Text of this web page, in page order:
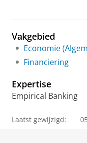
Vakgebied
Economie
Financiering
Expertise
Empirical Banking
Laatst gewijzigd: